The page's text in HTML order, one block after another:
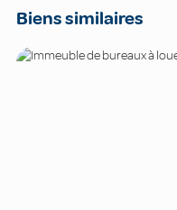
Biens similaires